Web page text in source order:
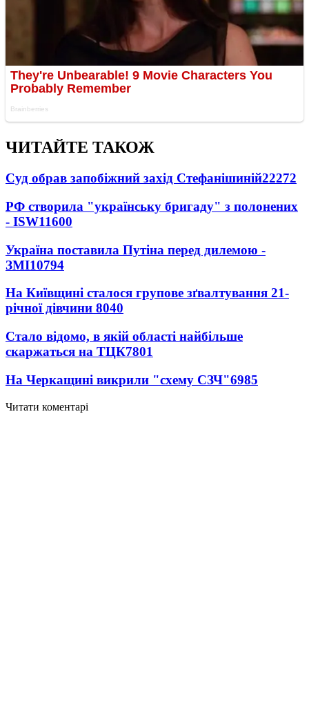
ЧИТАЙТЕ ТАКОЖ
Суд обрав запобіжний захід Стефанішиній22272
РФ створила "українську бригаду" з полонених
- ISW11600
Україна поставила Путіна перед дилемою -
ЗМІ10794
На Київщині сталося групове зґвалтування 21-
річної дівчини 8040
Стало відомо, в якій області найбільше
скаржаться на ТЦК7801
На Черкащині викрили "схему СЗЧ"6985
Читати коментарі